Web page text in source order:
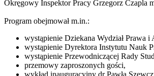
Okręgowy Inspektor Pracy Grzegorz Czapla
Program obejmował m.in.:
wystąpienie Dziekana Wydział Prawa
wystąpienie Dyrektora Instytutu Nauk
wystąpienie Przewodniczącej Rady
przemowy zaproszonych gości,
wykład inauguracyjny dr Pawła